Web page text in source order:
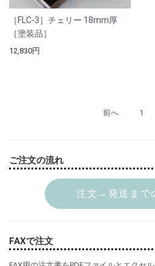
［FLC-3］チェリー 18mm厚
［塗装品］
12,830円
前へ 1
ご注文の流れ
注文→発送まで
FAXで注文